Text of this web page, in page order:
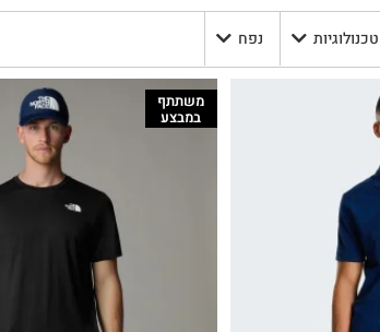
טכנולוגיות נפח
משתתף
במבצע